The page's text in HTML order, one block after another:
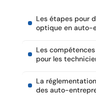
Les étapes pour
optique en auto-
Les
pour les
La
des auto-